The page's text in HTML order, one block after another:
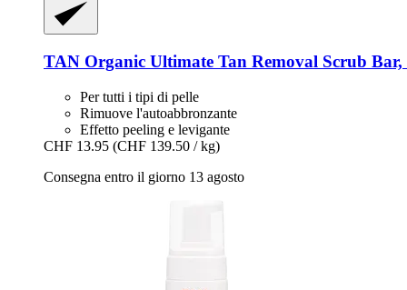
TAN Organic Ultimate Tan Removal Scrub Bar,
Per tutti i tipi di pelle
Rimuove l'autoabbronzante
Effetto peeling e levigante
CHF 13.95 (CHF 139.50 / kg)
Consegna entro il giorno 13 agosto